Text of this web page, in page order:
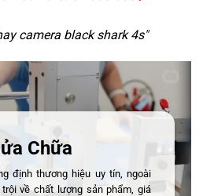
camera black shark 4s"
Chữa
định thương hiệu uy tín, ngoài
về chất lượng sản phẩm, giá